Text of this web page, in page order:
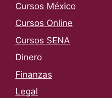
Cursos México
Cursos Online
Cursos SENA
Dinero
Finanzas
Legal